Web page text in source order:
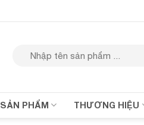
SẢN PHẨM THƯƠNG HIỆU